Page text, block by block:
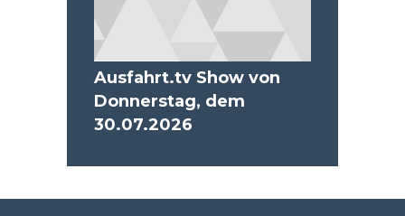
Ausfahrt.tv Show von
Donnerstag, dem
30.07.2026